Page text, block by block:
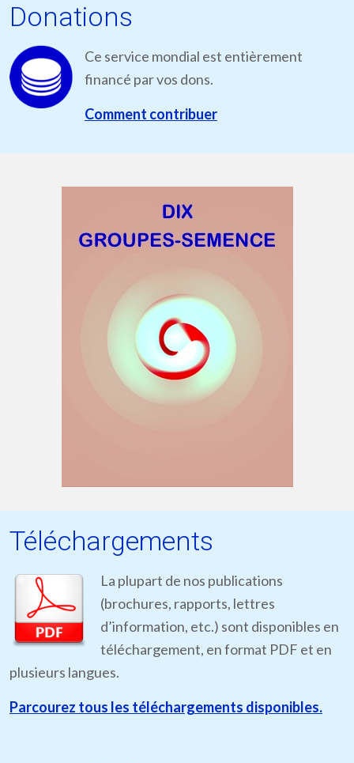
Donations
Ce service mondial est entièrement
financé par vos dons.
Comment contribuer
Téléchargements
La plupart de nos publications
(brochures, rapports, lettres
d’information, etc.) sont disponibles en
téléchargement, en format PDF et en
plusieurs langues.
Parcourez tous les téléchargements disponibles.